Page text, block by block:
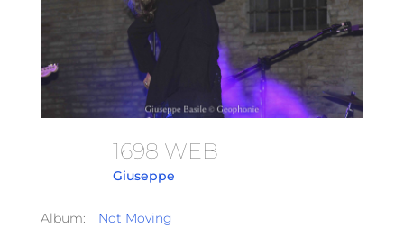
1698 WEB
Giuseppe
Album: Not Moving